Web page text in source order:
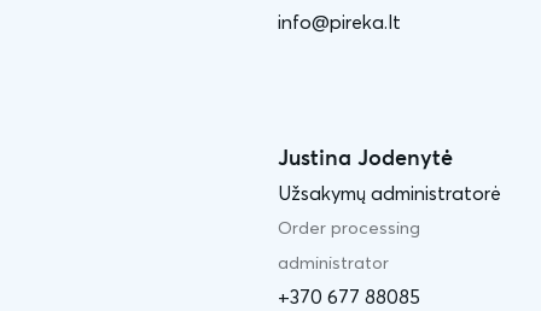
info@pireka.lt
Justina Jodenytė
Užsakymų administratorė
Order processing
administrator
+370 677 88085